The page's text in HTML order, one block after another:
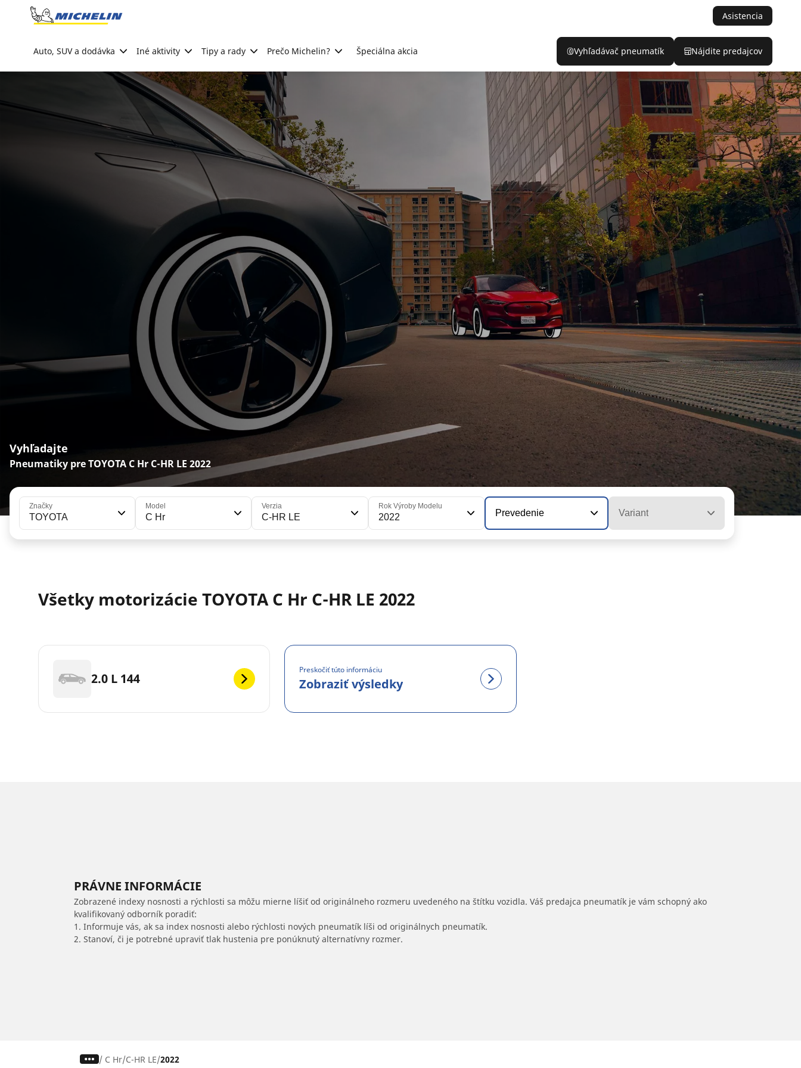
Go to page content
Asistencia
Auto, SUV a dodávka Iné aktivity Tipy a rady Prečo Michelin? Špeciálna akcia Vyhľadávač pneumatík Nájdite predajcov
Vyhľadajte
Pneumatiky pre TOYOTA C Hr C-HR LE 2022
Značky
TOYOTA
Model
C Hr
Verzia
C-HR LE
Rok Výroby Modelu
2022 Prevedenie Variant
Všetky motorizácie TOYOTA C Hr C-HR LE 2022
2.0 L 144
Preskočiť túto informáciu
Zobraziť výsledky
PRÁVNE INFORMÁCIE
Zobrazené indexy nosnosti a rýchlosti sa môžu mierne líšiť od originálneho rozmeru uvedeného na štítku vozidla. Váš predajca pneumatík je vám schopný ako
kvalifikovaný odborník poradiť:
1. Informuje vás, ak sa index nosnosti alebo rýchlosti nových pneumatík líši od originálnych pneumatík.
2. Stanoví, či je potrebné upraviť tlak hustenia pre ponúknutý alternatívny rozmer.
/ C Hr C-HR LE 2022